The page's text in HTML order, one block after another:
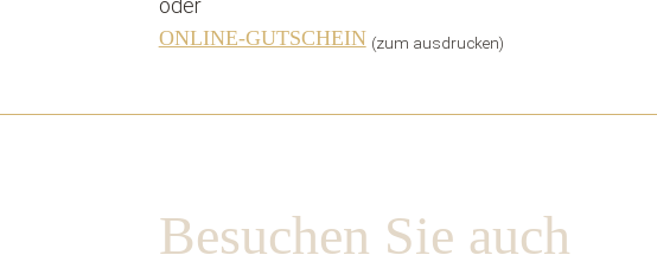
oder
ONLINE-GUTSCHEIN (zum ausdrucken)
Besuchen Sie auch